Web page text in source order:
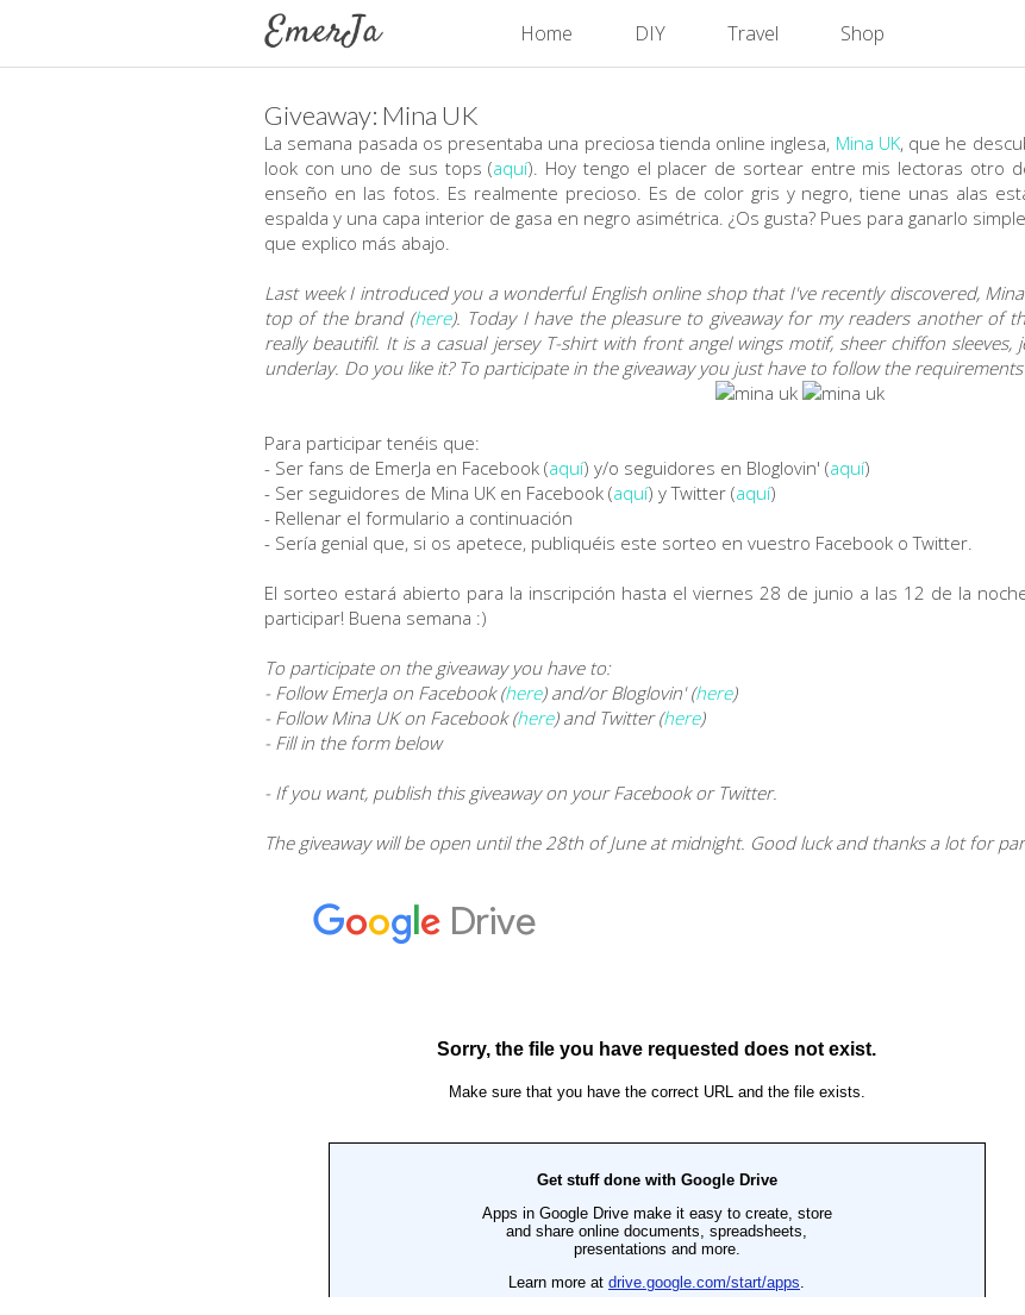
Home DIY Travel Shop
Giveaway: Mina UK
La semana pasada os presentaba una preciosa tienda online inglesa, Mina UK, que he
look con uno de sus tops (aquí). Hoy tengo el placer de sortear entre mis lectoras otro
enseño en las fotos. Es realmente precioso. Es de color gris y negro, tiene unas alas
espalda y una capa interior de gasa en negro asimétrica. ¿Os gusta? Pues para ganarlo
que explico más abajo.
Last week I introduced you a wonderful English online shop that I've recently discovered,
top of the brand (here). Today I have the pleasure to giveaway for my readers another of
really beautifil. It is a casual jersey T-shirt with front angel wings motif, sheer chiffon
underlay. Do you like it? To participate in the giveaway you just have to follow the
Para participar tenéis que:
- Ser fans de EmerJa en Facebook (aquí) y/o seguidores en Bloglovin' (aquí)
- Ser seguidores de Mina UK en Facebook (aquí) y Twitter (aquí)
- Rellenar el formulario a continuación
- Sería genial que, si os apetece, publiquéis este sorteo en vuestro Facebook o Twitter.
El sorteo estará abierto para la inscripción hasta el viernes 28 de junio a las 12 de la
participar! Buena semana :)
To participate on the giveaway you have to:
- Follow EmerJa on Facebook (here) and/or Bloglovin' (here)
- Follow Mina UK on Facebook (here) and Twitter (here)
- Fill in the form below
- If you want, publish this giveaway on your Facebook or Twitter.
The giveaway will be open until the 28th of June at midnight. Good luck and thanks a lot for